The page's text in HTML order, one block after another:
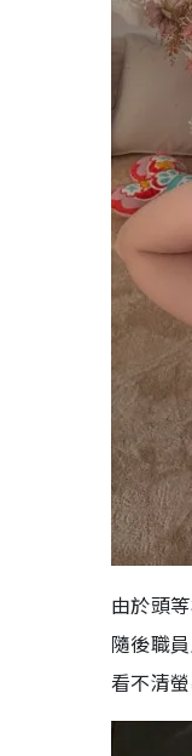
由於頭
隨後職
看不清